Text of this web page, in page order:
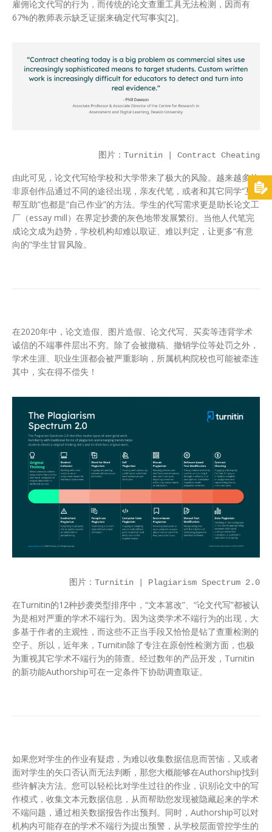
雇佣论文代写的行为，而传统的论文查重工具无法检测，因而有
67%的教师表示缺乏证据来确定代写事实[2]。
图片：Turnitin | Contract Cheating
由此可见，论文代写给学校和大学带来了极大的风险。越来越多的
非原创作品通过不同的途径出现，亲友代笔，或者和其它同学“互
帮互助”也都是“自己作业”的方法。学生的代写需求更是助长论文工
厂（essay mill）在界定抄袭的灰色地带发展繁衍。当他人代笔完
成论文成为趋势，学校机构却难以取证、难以判定，让更多“有意
向的”学生甘冒风险。
在2020年中，论文造假、图片造假、论文代写、买卖等违背学术
诚信的不端事件层出不穷。除了会被撤稿、撤销学位等处罚之外，
学术生涯、职业生涯都会被严重影响，所属机构院校也可能被牵连
其中，实在得不偿失！
图片：Turnitin | Plagiarism Spectrum 2.0
在Turnitin的12种抄袭类型排序中，“文本篡改”、“论文代写”都被认
为是相对严重的学术不端行为。因为这类学术不端行为的出现，大
多基于作者的主观性，而这些不正当手段又恰恰是钻了查重检测的
空子。所以，近年来，Turnitin除了专注在原创性检测方面，也极
为重视其它学术不端行为的筛查。经过数年的产品开发，Turnitin
的新功能Authorship可在一定条件下协助调查取证。
如果您对学生的作业有疑虑，为难以收集数据信息而苦恼，又或者
面对学生的矢口否认而无法判断，那您大概能够在Authorship找到
些许解决方法。您可以轻松比对学生过往的作业，识别论文中的写
作模式，收集文本元数据信息，从而帮助您发现被隐藏起来的学术
不端问题，通过相关数据报告作出预判。同时，Authorship可以对
机构内可能存在的学术不端行为提出预警，从学校层面管控学生的